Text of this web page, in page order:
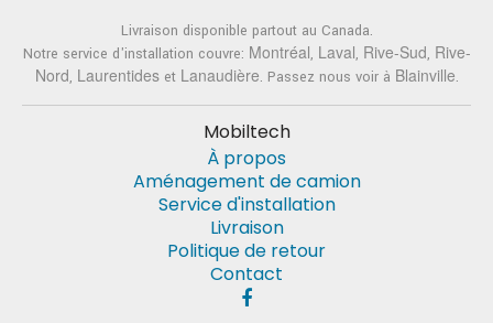
Livraison disponible partout au Canada.
Notre service d'installation couvre: Montréal, Laval, Rive-Sud, Rive-
Nord, Laurentideset Lanaudière. Passez nous voir à Blainville.
Mobiltech
À propos
Aménagement de camion
Service d'installation
Livraison
Politique de retour
Contact